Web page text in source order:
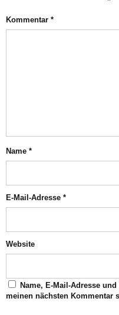
Kommentar *
Name *
E-Mail-Adresse *
Website
Name, E-Mail-Adresse
meinen nächsten Kommentar